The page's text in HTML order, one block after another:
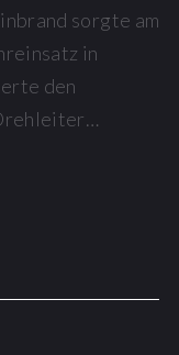
sorgte am
in
den